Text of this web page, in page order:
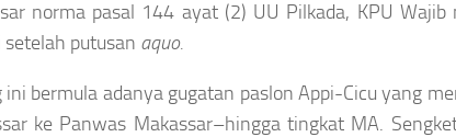
norma pasal 144 ayat (2) UU Pilkada, KPU
putusan aquo.
ini bermula adanya gugatan paslon Appi-Cicu yang
ke Panwas Makassar–hingga tingkat MA.